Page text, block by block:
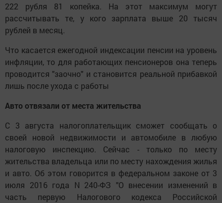
222 рубля 81 копейка. На этот максимум могут
рассчитывать те, у кого зарплата выше 20 тысяч
рублей в месяц.
Что касается ежегодной индексации пенсии на уровень
инфляции, то для работающих пенсионеров она теперь
проводится "заочно" и становится реальной прибавкой
лишь после ухода с работы
Авто отвязали от места жительства
С 3 августа налогоплательщик сможет сообщать о
своей новой недвижимости и автомобиле в любую
налоговую инспекцию. Сейчас - только по месту
жительства владельца или по месту нахождения жилья
и авто. Об этом говорится в федеральном законе от 3
июля 2016 года N 240-ФЗ "О внесении изменений в
часть первую Налогового кодекса Российской